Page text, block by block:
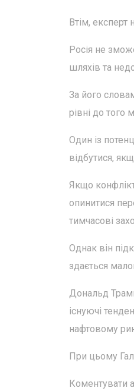
Втім,
Росія не
шляхів та
За його
рівні до того
Один із
відбутися,
Якщо
опинитися
тимчасові
Однак він
здається
Дональд
існуючі
нафтовому
При цьому
Коментувати